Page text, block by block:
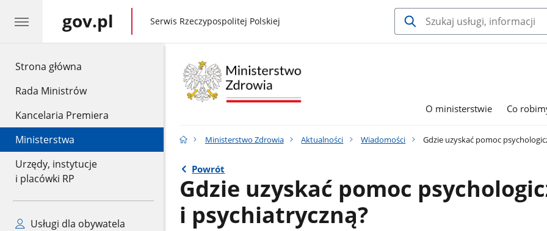
Strona główna
Rada Ministrów
Kancelaria Premiera
Ministerstwa
Urzędy, instytucje
i placówki RP
Usługi dla obywatela
gov.pl gov.pl
Serwis Rzeczypospolitej Polskiej
O ministerstwie Co
Ministerstwo Zdrowia Aktualności Wiadomości Gdzie uzyskać pomoc
Powrót
Gdzie uzyskać pomoc
i psychiatryczną?